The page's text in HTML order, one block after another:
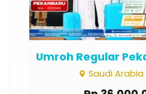
Umroh Regular
Saudi Arabia